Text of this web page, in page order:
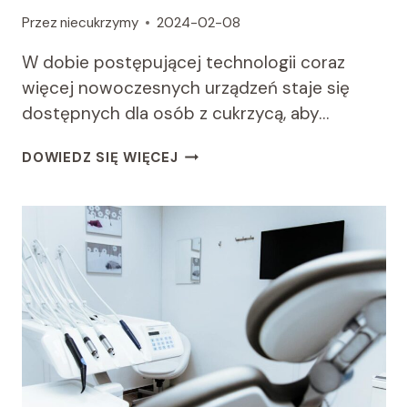
Przez niecukrzymy 2024-02-08
W dobie postępującej technologii coraz
więcej nowoczesnych urządzeń staje się
dostępnych dla osób z cukrzycą, aby…
DOWIEDZ SIĘ WIĘCEJ CUKRZYCA
NOWOCZESNE
URZĄDZENIA
MOGĄ
MONITOROWANIU
I
ZARZĄDZANIU
CUKRZYCĄ.